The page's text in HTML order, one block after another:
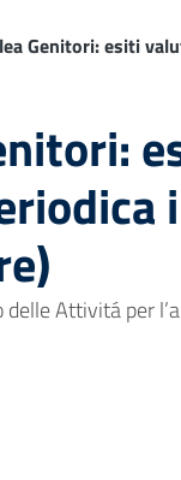
Genitori: esiti
Attivitá per